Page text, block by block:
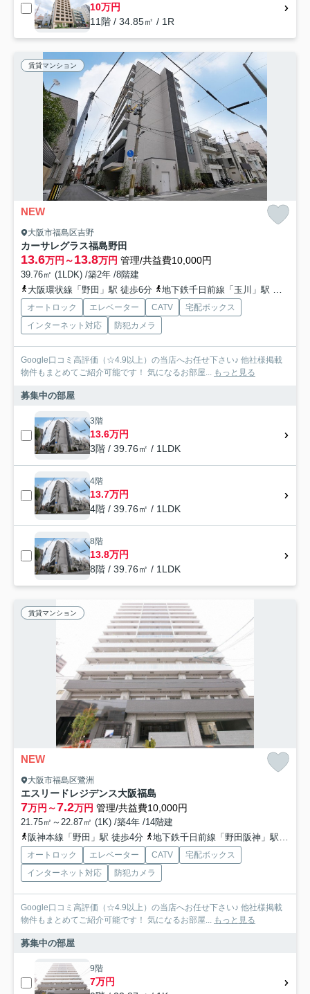
10万円
11階 / 34.85㎡ / 1R
賃貸マンション
NEW
大阪市福島区吉野
カーサレグラス福島野田
13.6万円～13.8万円 管理/共益費10,000円
39.76㎡ (1LDK) /築2年 /8階建
大阪環状線「野田」駅 徒歩6分
地下鉄千日前線「玉川」駅 徒歩6分
オートロック エレベーター CATV
宅配ボックス
インターネット対応
防犯カメラ
Google口コミ高評価（☆4.9以上）の当店へお任せ下さい♪ 他社様掲載
物件もまとめてご紹介可能です！ 気になるお部屋... もっと見る
募集中の部屋
3階
13.6万円
3階 / 39.76㎡ / 1LDK
4階
13.7万円
4階 / 39.76㎡ / 1LDK
8階
13.8万円
8階 / 39.76㎡ / 1LDK
賃貸マンション
NEW
大阪市福島区鷺洲
エスリードレジデンス大阪福島
7万円～7.2万円 管理/共益費10,000円
21.75㎡～22.87㎡ (1K) /築4年 /14階建
阪神本線「野田」駅 徒歩4分
地下鉄千日前線「野田阪神」駅 徒歩6分
オートロック エレベーター CATV
宅配ボックス
インターネット対応
防犯カメラ
Google口コミ高評価（☆4.9以上）の当店へお任せ下さい♪ 他社様掲載
物件もまとめてご紹介可能です！ 気になるお部屋... もっと見る
募集中の部屋
9階
7万円